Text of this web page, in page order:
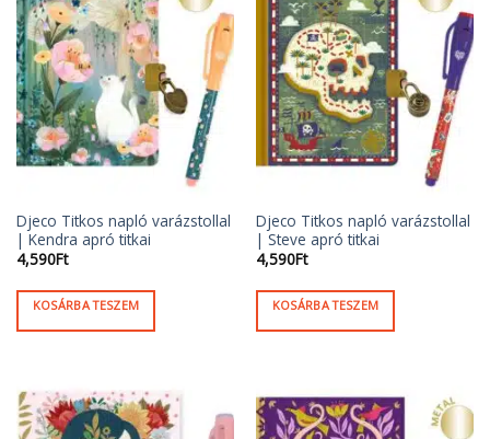
Djeco Titkos napló varázstollal
| Kendra apró titkai
4,590Ft
KOSÁRBA TESZEM
Djeco Titkos napló varázstollal
| Steve apró titkai
4,590Ft
KOSÁRBA TESZEM